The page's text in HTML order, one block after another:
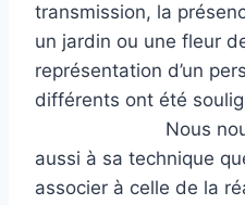
transmission, la
un jardin ou une fleur
représentation d’un
différents ont été
Nous nous
aussi à sa technique
associer à celle de la